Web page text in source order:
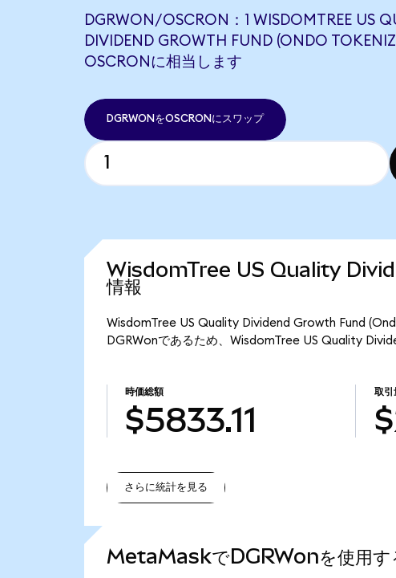
DGRWON/OSCRON：1 WISDOMTREE US
DIVIDEND GROWTH FUND (ONDO
OSCRONに相当します
DGRWONをOSCRONにスワップ
WisdomTree US Quality
情報
WisdomTree US Quality Dividend Growth Fund
DGRWonであるため、WisdomTree US Quality
時価総額
$5833.11
取引
さらに統計を見る
MetaMaskでDGRWonを使用す